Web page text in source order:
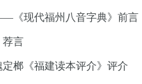
《现代福州八音字典》前言
荐言
榔《福建读本评介》评介